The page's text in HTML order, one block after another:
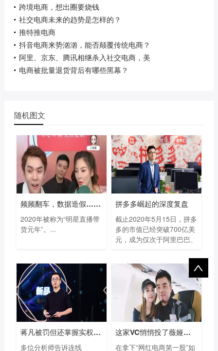
跨境电商，想出圈要烧钱
社交电商未来的趋势是怎样的？
推特推电商
抖音电商来势汹汹，能否颠覆传统电商？
阿里、京东、腾讯相继杀入社交电商，美
电商被批量退货背后有哪些黑幕？
随机图文
频频翻车，数据造假…明星直播带货去年
2020年被称为“明星直播带
货元年”。...
拼多多崛起的深度复盘
截止2020年5月15日，拼多
多的市值已经突破700亿美
元，成为仅次于阿里巴巴、
蒋凡被罚但还掌握实权，阿里暂时还离不
多位分析师告诉连线
这家VC悄悄投了薇娅丈夫的公司
在拿下“网红电商第一股”如